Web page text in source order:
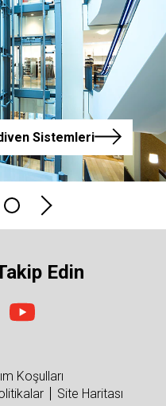
Sistemleri
Edin
Koşulları
Site Haritası